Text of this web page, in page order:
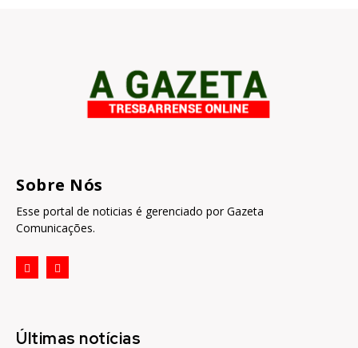
Sobre Nós
Esse portal de noticias é gerenciado por Gazeta
Comunicações.
Últimas notícias